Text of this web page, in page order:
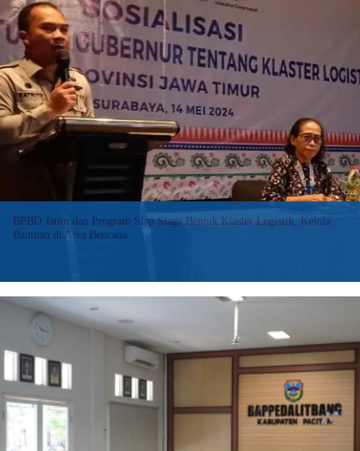
Baca selengkapnya>>:
Pemkab
Buleleng
dan
Australia-
Indonesia
Siap
Siaga
Tingkatkan
Ketangguhan
Desa
Melalui
PKD
BPBD Jatim dan Program Siap Siaga Bentuk Klaster Logistik, Kelola
Bantuan di Area Bencana
Badan Penanggulangan Bencana Daerah (BPBD) Jawa Timur
bersama Program Siap Siaga berkolaborasi dalam upaya
mewujudkan tata kelola bantuan logistik di area terdampak
bencana yang lebih sistematis dan efektif.
Baca selengkapnya>>
BPBD
Jatim